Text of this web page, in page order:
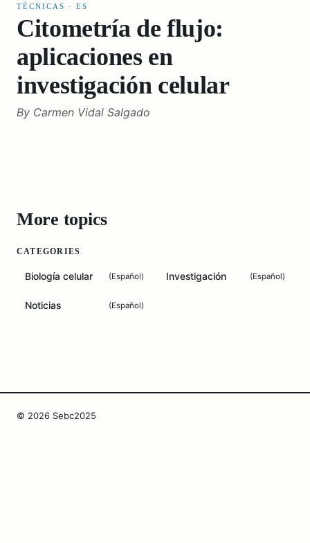
TÉCNICAS · ES
Citometría de flujo:
aplicaciones en
investigación celular
By Carmen Vidal Salgado
More topics
CATEGORIES
Biología celular (Español) Investigación (Español)
Noticias (Español)
© 2026 Sebc2025